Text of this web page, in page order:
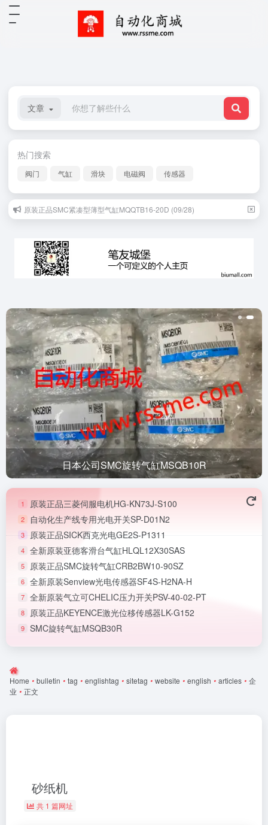
文章
热门搜索
阀门 气缸 滑块 电磁阀 传感器
原装正品SMC紧凑型薄型气缸MQQTB16-20D (09/28)
日本公司SMC旋转气缸MSQB10R
1 原装正品三菱伺服电机HG-KN73J-S100
2 自动化生产线专用光电开关SP-D01N2
3 原装正品SICK西克光电GE2S-P1311
4 全新原装亚德客滑台气缸HLQL12X30SAS
5 原装正品SMC旋转气缸CRB2BW10-90SZ
6 全新原装Senview光电传感器SF4S-H2NA-H
7 全新原装气立可CHELIC压力开关PSV-40-02-PT
8 原装正品KEYENCE激光位移传感器LK-G152
9 SMC旋转气缸MSQB30R
Home • bulletin • tag • englishtag • sitetag • website • english • articles • 企
业 • 正文
砂纸机
共 1 篇网址